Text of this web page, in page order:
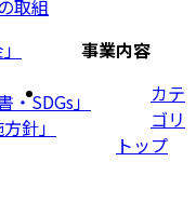
取組
SDGs」
針」
事業内容
カテ
ゴリ
トップ